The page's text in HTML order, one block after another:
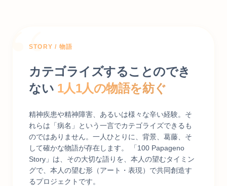
“
STORY / 物語
カテゴライズすることのでき
ない 1人1人の物語を紡ぐ
精神疾患や精神障害、あるいは様々な辛い経験。そ
れらは「病名」という一言でカテゴライズできるも
のではありません。一人ひとりに、背景、葛藤、そ
して確かな物語が存在します。
「100 Papageno
Story」は、その大切な語りを、本人の望むタイミン
グで、本人の望む形（アート・表現）で共同創造す
るプロジェクトです。